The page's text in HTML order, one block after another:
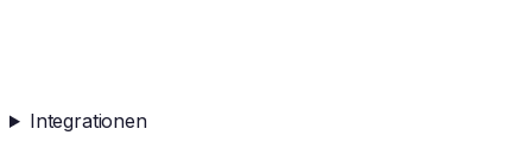
Integrationen